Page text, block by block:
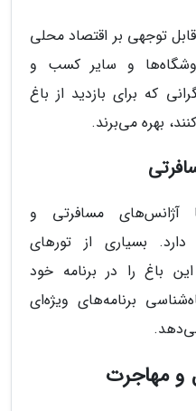
توجهی بر اقتصاد محلی
و سایر کسب و
که برای بازدید از باغ
بهره می‌برند.
آژانس‌های مسافرتی و
بسیاری از تورهای
باغ را در برنامه خود
برنامه‌های ویژه‌ای
و مهاجرت